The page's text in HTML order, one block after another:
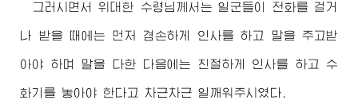
그러시면서위대한 수령님께서 는 일군들이 전화를 걸거
나 받을 때에는 먼저 겸손하게 인사를 하고 말을 주고받
아야 하며 말을 다한 다음에는 친절하게 인사를 하고 수
화기를 놓아야 한다고 차근차근 일깨워주시였다.